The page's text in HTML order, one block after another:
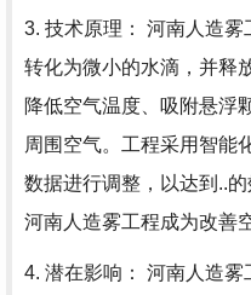
3. 技术原理： 河南人造
转化为微小的水滴，并释
降低空气温度、吸附悬浮
周围空气。工程采用智能
数据进行调整，以达到..
河南人造雾工程成为改善
4. 潜在影响： 河南人造